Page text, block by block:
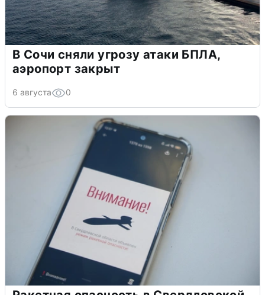
В Сочи сняли угрозу атаки БПЛА,
аэропорт закрыт
6 августа 0